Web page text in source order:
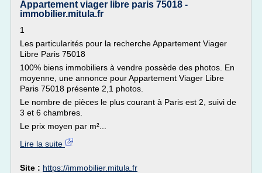
Appartement viager libre paris 75018 -
immobilier.mitula.fr
1
Les particularités pour la recherche Appartement Viager
Libre Paris 75018
100% biens immobiliers à vendre possède des photos. En
moyenne, une annonce pour Appartement Viager Libre
Paris 75018 présente 2,1 photos.
Le nombre de pièces le plus courant à Paris est 2, suivi de
3 et 6 chambres.
Le prix moyen par m²...
Lire la suite
Site : https://immobilier.mitula.fr